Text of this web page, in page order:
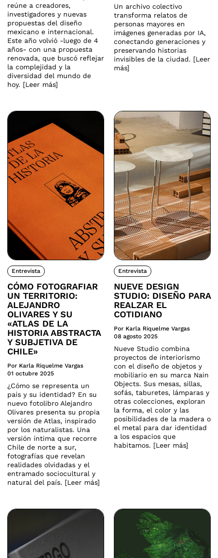
reúne a creadores,
investigadores y nuevas
propuestas del diseño
mexicano e internacional.
Este año volvió -luego de 4
años- con una propuesta
renovada, que buscó reflejar
la complejidad y la
diversidad del mundo de
hoy. [Leer más]
Un archivo colectivo
transforma relatos de
personas mayores en
imágenes generadas por IA,
conectando generaciones y
preservando historias
invisibles de la ciudad. [Leer
más]
Entrevista
CÓMO FOTOGRAFIAR
UN TERRITORIO:
ALEJANDRO
OLIVARES Y SU
«ATLAS DE LA
HISTORIA ABSTRACTA
Y SUBJETIVA DE
CHILE»
Por Karla Riquelme Vargas
01 octubre 2025
¿Cómo se representa un
país y su identidad? En su
nuevo fotolibro Alejandro
Olivares presenta su propia
versión de Atlas, inspirado
por los naturalistas. Una
versión íntima que recorre
Chile de norte a sur,
fotografías que revelan
realidades olvidadas y el
entramado sociocultural y
natural del país. [Leer más]
Entrevista
NUEVE DESIGN
STUDIO: DISEÑO PARA
REALZAR EL
COTIDIANO
Por Karla Riquelme Vargas
08 agosto 2025
Nueve Studio combina
proyectos de interiorismo
con el diseño de objetos y
mobiliario en su marca Nain
Objects. Sus mesas, sillas,
sofás, taburetes, lámparas y
otras colecciones, exploran
la forma, el color y las
posibilidades de la madera o
el metal para dar identidad
a los espacios que
habitamos. [Leer más]